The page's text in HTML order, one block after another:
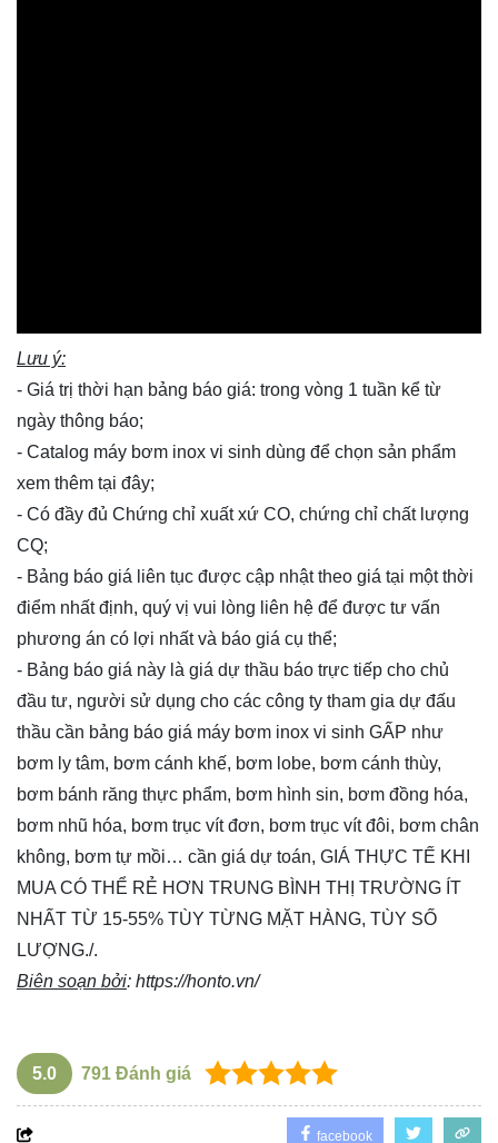
Lưu ý:
- Giá trị thời hạn bảng báo giá: trong vòng 1 tuần kể từ
ngày thông báo;
- Catalog máy bơm inox vi sinh dùng để chọn sản phẩm
xem thêm tại đây;
- Có đầy đủ Chứng chỉ xuất xứ CO, chứng chỉ chất lượng
CQ;
- Bảng báo giá liên tục được cập nhật theo giá tại một thời
điểm nhất định, quý vị vui lòng liên hệ để được tư vấn
phương án có lợi nhất và báo giá cụ thể;
- Bảng báo giá này là giá dự thầu báo trực tiếp cho chủ
đầu tư, người sử dụng cho các công ty tham gia dự đấu
thầu cần bảng báo giá máy bơm inox vi sinh GẤP như
bơm ly tâm, bơm cánh khế, bơm lobe, bơm cánh thùy,
bơm bánh răng thực phẩm, bơm hình sin, bơm đồng hóa,
bơm nhũ hóa, bơm trục vít đơn, bơm trục vít đôi, bơm chân
không, bơm tự mồi… cần giá dự toán, GIÁ THỰC TẾ KHI
MUA CÓ THỂ RẺ HƠN TRUNG BÌNH THỊ TRƯỜNG ÍT
NHẤT TỪ 15-55% TÙY TỪNG MẶT HÀNG, TÙY SỐ
LƯỢNG./.
Biên soạn bởi: https://honto.vn/
5.0 791 Đánh giá
facebook